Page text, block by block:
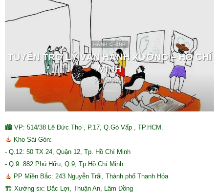
HÀNH CHÍNH
TUYỂN TRỢ LÝ VẬN HÀNH XƯỞNG – HỒ CHÍ
MINH
22/02/2026
🏙 VP: 514/38 Lê Đức Thọ , P.17, Q.Gò Vấp , TP.HCM.
Kho Sài Gòn:
- Q.12: 50 TX 24, Quận 12, Tp. Hồ Chí Minh
- Q.9: 882 Phú Hữu, Q.9, Tp.Hồ Chí Minh
PP Miền Bắc: 243 Nguyễn Trãi, Thành phố Thanh Hóa
🏗 Xưởng sx: Đắc Lợi, Thuận An, Lâm Đồng